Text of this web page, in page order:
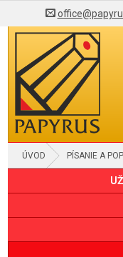
ÚVOD PÍSANIE A